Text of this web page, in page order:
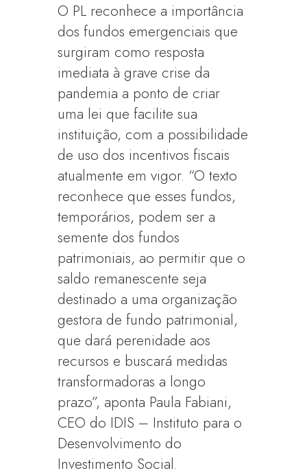
O PL reconhece a importância
dos fundos emergenciais que
surgiram como resposta
imediata à grave crise da
pandemia a ponto de criar
uma lei que facilite sua
instituição, com a possibilidade
de uso dos incentivos fiscais
atualmente em vigor. “O texto
reconhece que esses fundos,
temporários, podem ser a
semente dos fundos
patrimoniais, ao permitir que o
saldo remanescente seja
destinado a uma organização
gestora de fundo patrimonial,
que dará perenidade aos
recursos e buscará medidas
transformadoras a longo
prazo”, aponta Paula Fabiani,
CEO do IDIS – Instituto para o
Desenvolvimento do
Investimento Social.